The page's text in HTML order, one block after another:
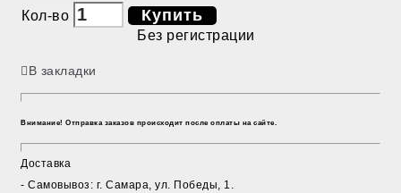
Кол-во Купить
Без регистрации
В закладки
Внимание! Отправка заказов происходит после оплаты на сайте.
Доставка
- Cамовывоз: г. Самара, ул. Победы, 1.